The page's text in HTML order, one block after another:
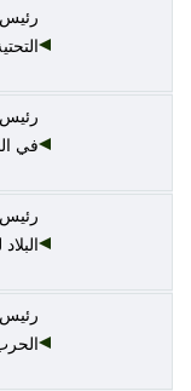
رئيس
رئيس
في
رئيس
رئيس